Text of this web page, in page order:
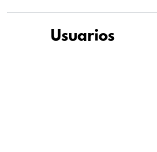
Usuarios